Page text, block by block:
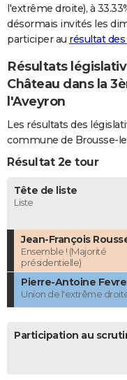
S'inscrire
Se connecter
Lycées
Collèges
Primaires
Universités
Entreprises
Service militaire
Avis de recherche
AVIS DE DÉCÈS
FORUM
Bricolage
Lifestyle
Culture
Sport
Auto
Television
Voyage
Cinema
l'extrême droite), à
désormais invités les
participer au résultat
Résultats
Château dans la
l'Aveyron
Les résultats des
commune de Brousse-
Résultat 2e tour
Tête de liste
Liste
Jean-François
Ensemble ! (Majorité
présidentielle)
Pierre-Antoine Fevre
Union de l'extrême
Participation au